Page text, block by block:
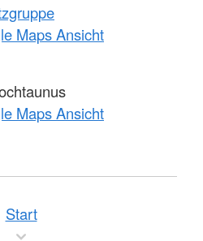
Maps Ansicht
Maps Ansicht
Start